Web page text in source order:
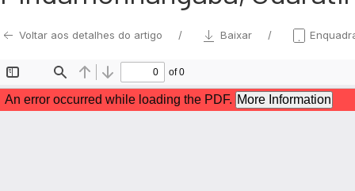
Voltar aos detalhes do artigo Baixar